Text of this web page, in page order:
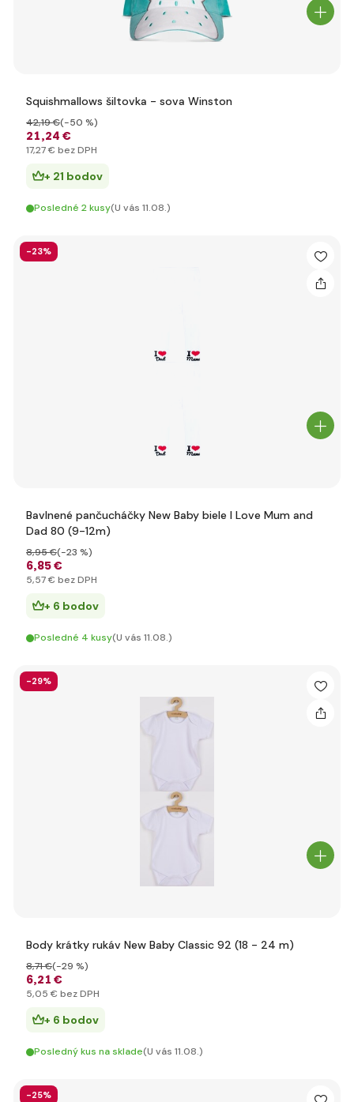
Squishmallows šiltovka - sova Winston
21,24 €
42,19 €(-50 %)
17,27 € bez DPH
+ 21 bodov
Posledné 2 kusy(U vás 11.08.)
-23%
Bavlnené pančucháčky New Baby biele I Love Mum and
Dad 80 (9-12m)
6,85 €
8,95 €(-23 %)
5,57 € bez DPH
+ 6 bodov
Posledné 4 kusy(U vás 11.08.)
-29%
Body krátky rukáv New Baby Classic 92 (18 - 24 m)
6,21 €
8,71 €(-29 %)
5,05 € bez DPH
+ 6 bodov
Posledný kus na sklade(U vás 11.08.)
-25%